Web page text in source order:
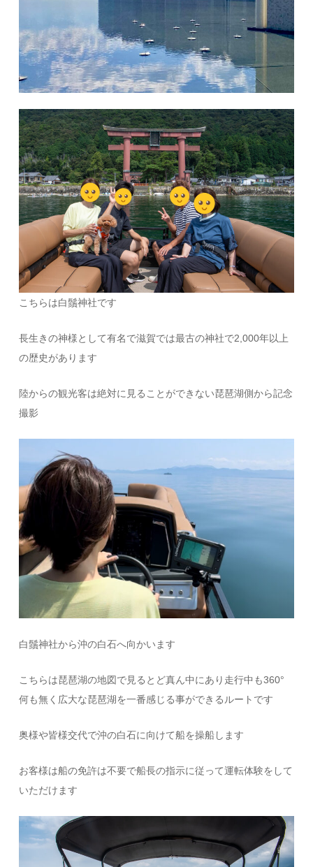
こちらは白鬚神社です
長生きの神様として有名で滋賀では最古の神社で2,000年以上
の歴史があります
陸からの観光客は絶対に見ることができない琵琶湖側から記念
撮影
白鬚神社から沖の白石へ向かいます
こちらは琵琶湖の地図で見るとど真ん中にあり走行中も360°
何も無く広大な琵琶湖を一番感じる事ができるルートです
奥様や皆様交代で沖の白石に向けて船を操船します
お客様は船の免許は不要で船長の指示に従って運転体験をして
いただけます